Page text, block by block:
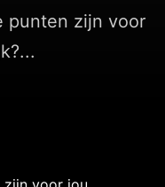
punten zijn voor